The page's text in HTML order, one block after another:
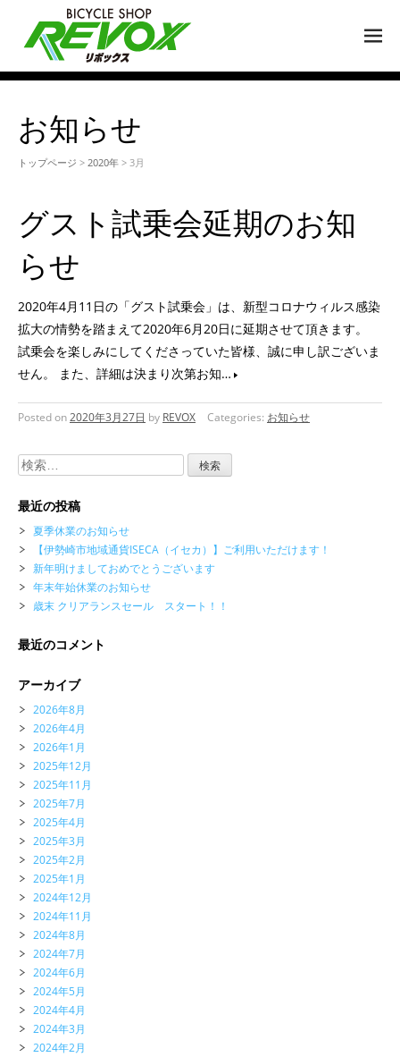
U
お知らせ
トップページ > 2020年 > 3月
グスト試乗会延期のお知
らせ
2020年4月11日の「グスト試乗会」は、新型コロナウィルス感染
拡大の情勢を踏まえて2020年6月20日に延期させて頂きます。
試乗会を楽しみにしてくださっていた皆様、誠に申し訳ございま
せん。 また、詳細は決まり次第お知…
Posted on2020年3月27日 by REVOX Categories: お知らせ
検
最近の投稿
夏季休業のお知らせ
【伊勢崎市地域通貨ISECA（イセカ）】ご利用いただけます！
新年明けましておめでとうございます
年末年始休業のお知らせ
歳末 クリアランスセール スタート！！
最近のコメント
アーカイブ
2026年8月
2026年4月
2026年1月
2025年12月
2025年11月
2025年7月
2025年4月
2025年3月
2025年2月
2025年1月
2024年12月
2024年11月
2024年8月
2024年7月
2024年6月
2024年5月
2024年4月
2024年3月
2024年2月